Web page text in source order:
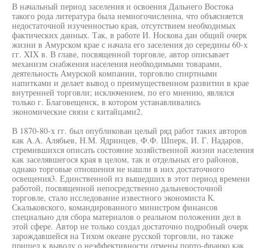
В начальный период заселения и освоения Дальнего Востока
такого рода литература была немногочисленна, что объясняется
недостаточной изученностью края, отсутствием необходимых
фактических данных. Так, в работе И. Носкова дан общий очерк
жизни в Амурском крае с начала его заселения до середины 60-х
гг. XIX в. В главе, посвященной торговле, автор описывает
механизм снабжения населения необходимыми товарами,
деятельность Амурской компании, торговлю спиртными
напитками и делает вывод о преимущественном развитии в крае
внутренней торговли; исключением, по его мнению, являлся
только г. Благовещенск, в котором устанавливались
экономические связи с китайцами2.
В 1870-80-х гг. был опубликован целый ряд работ таких авторов
как A.A. Алябьев, Н.М. Ядринцев, Ф.Ф. Шперк, И. Г. Надаров,
стремившихся описать состояние хозяйственной жизни населения
как заселявшегося края в целом, так и отдельных его районов,
однако торговые отношения не нашли в них достаточного
освещения3. Единственной из вышедших в этот период времени
работой, посвященной непосредственно дальневосточной
торговле, стало исследование известного экономиста К.
Скальковского, командированного министром финансов
специально для сбора материалов о реальном положении дел в
этой сфере. Автор не только создал достаточно подробный очерк
зарождавшейся на Тихом океане русской торговли, но также
пришел к выводу о неэффективности отмены порто-франко как